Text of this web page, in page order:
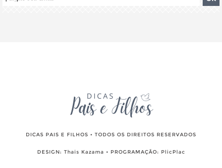
DICAS PAIS E FILHOS • TODOS OS DIREITOS RESERVADOS
DESIGN: Thais Kazama • PROGRAMAÇÃO: PlicPlac